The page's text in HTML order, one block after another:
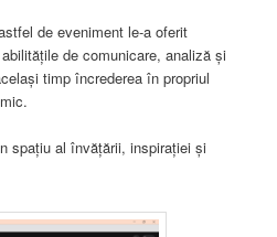
de eveniment le-a oferit
de comunicare, analiză și
timp încrederea în propriul
spațiu al învățării, inspirației și